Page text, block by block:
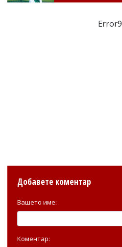
Error9
Добавете коментар
Вашето име:
Коментар: